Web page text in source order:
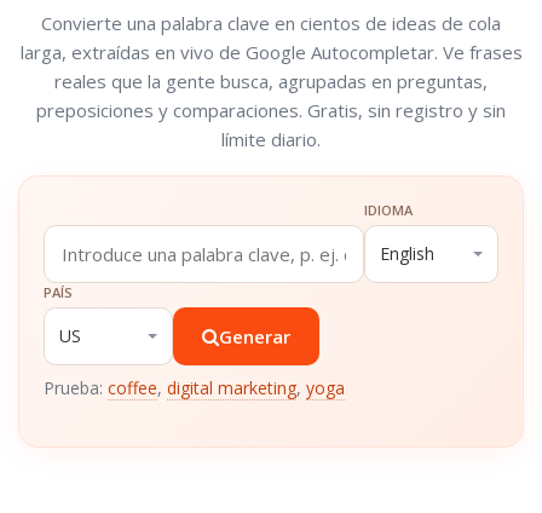
Convierte una palabra clave en cientos de ideas de cola
larga, extraídas en vivo de Google Autocompletar. Ve frases
reales que la gente busca, agrupadas en preguntas,
preposiciones y comparaciones. Gratis, sin registro y sin
límite diario.
IDIOMA
PAÍS
Generar
Prueba: coffee, digital marketing, yoga